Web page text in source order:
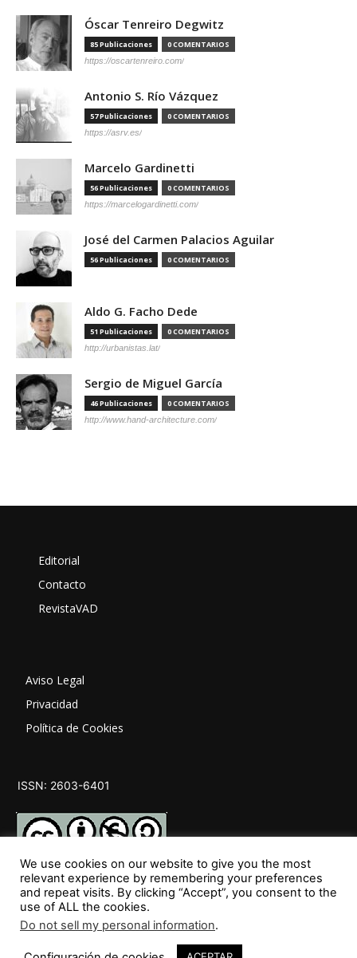
Óscar Tenreiro Degwitz
85 Publicaciones 0 COMENTARIOS
https://oscartenreiro.com/
Antonio S. Río Vázquez
57 Publicaciones 0 COMENTARIOS
https://asrv.es/
Marcelo Gardinetti
56 Publicaciones 0 COMENTARIOS
https://marcelogardinetti.com/
José del Carmen Palacios Aguilar
56 Publicaciones 0 COMENTARIOS
Aldo G. Facho Dede
51 Publicaciones 0 COMENTARIOS
http://urbanistas.lat/
Sergio de Miguel García
46 Publicaciones 0 COMENTARIOS
http://www.hand-architecture.com/
Editorial
Contacto
RevistaVAD
Aviso Legal
Privacidad
Política de Cookies
ISSN: 2603-6401
SÍGUENOS
We use cookies on our website to give you the most
relevant experience by remembering your preferences
and repeat visits. By clicking “Accept”, you consent to the
use of ALL the cookies.
Do not sell my personal information.